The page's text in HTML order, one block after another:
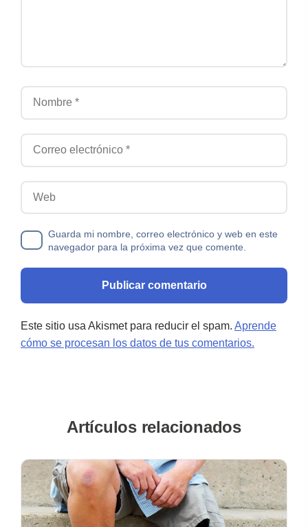
Web
Guarda mi nombre, correo electrónico y web en este
navegador para la próxima vez que comente.
Este sitio usa Akismet para reducir el spam. Aprende
cómo se procesan los datos de tus comentarios.
Artículos relacionados